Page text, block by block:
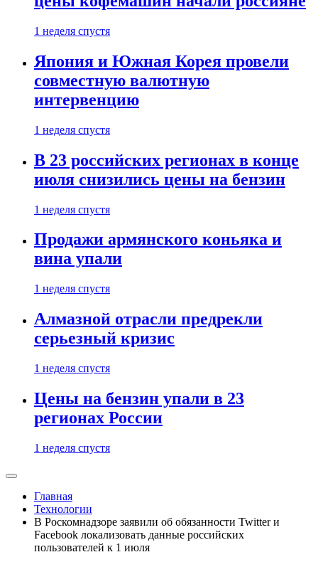
1 неделя спустя
Япония и Южная Корея провели
совместную валютную
интервенцию
1 неделя спустя
В 23 российских регионах в конце
июля снизились цены на бензин
1 неделя спустя
Продажи армянского коньяка и
вина упали
1 неделя спустя
Алмазной отрасли предрекли
серьезный кризис
1 неделя спустя
Цены на бензин упали в 23
регионах России
1 неделя спустя
Главная
Технологии
В Роскомнадзоре заявили об обязанности Twitter и
Facebook локализовать данные российских
пользователей к 1 июля